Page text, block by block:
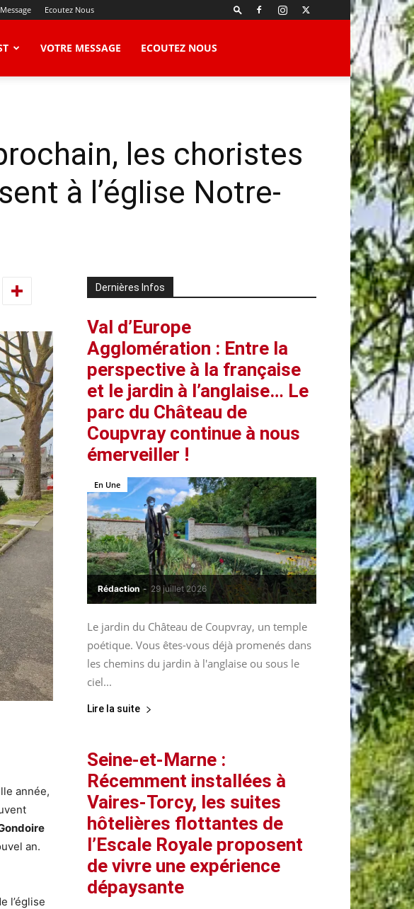
Ecoutez Nous
VOTRE MESSAGE ECOUTEZ NOUS
les choristes
à l’église Notre-
année,
an.
l’église
Dernières Infos
Val d’Europe
Agglomération : Entre la
perspective à la française
et le jardin à l’anglaise… Le
parc du Château de
Coupvray continue à nous
émerveiller !
Rédaction - 29 juillet 2026
En Une
Le jardin du Château de Coupvray, un temple
poétique. Vous êtes-vous déjà promenés dans
les chemins du jardin à l'anglaise ou sous le
ciel...
Lire la suite
Seine-et-Marne :
Récemment installées à
Vaires-Torcy, les suites
hôtelières flottantes de
l’Escale Royale proposent
de vivre une expérience
dépaysante